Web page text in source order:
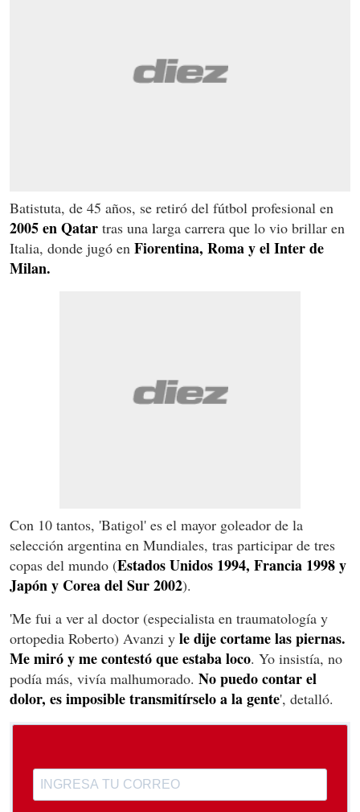
Batistuta, de 45 años, se retiró del fútbol profesional en
2005 en Qatar tras una larga carrera que lo vio brillar en
Italia, donde jugó en Fiorentina, Roma y el Inter de
Milan.
Con 10 tantos, 'Batigol' es el mayor goleador de la
selección argentina en Mundiales, tras participar de tres
copas del mundo (Estados Unidos 1994, Francia 1998 y
Japón y Corea del Sur 2002).
'Me fui a ver al doctor (especialista en traumatología y
ortopedia Roberto) Avanzi y le dije cortame las piernas.
Me miró y me contestó que estaba loco. Yo insistía, no
podía más, vivía malhumorado. No puedo contar el
dolor, es imposible transmitírselo a la gente', detalló.